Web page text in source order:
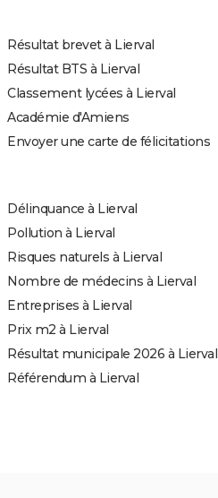
Résultat brevet à Lierval
Résultat BTS à Lierval
Classement lycées à Lierval
Académie d'Amiens
Envoyer une carte de félicitations
Délinquance à Lierval
Pollution à Lierval
Risques naturels à Lierval
Nombre de médecins à Lierval
Entreprises à Lierval
Prix m2 à Lierval
Résultat municipale 2026 à Lierval
Référendum à Lierval